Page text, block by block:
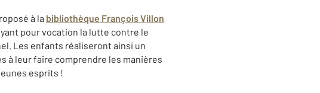
à la bibliothèque François Villon
pour vocation la lutte contre le
Les enfants réaliseront ainsi un
à leur faire comprendre les manières
esprits !